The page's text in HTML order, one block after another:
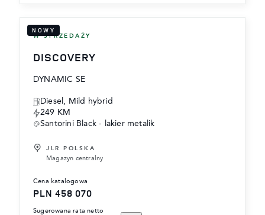
NOWY
W SPRZEDAŻY
DISCOVERY
DYNAMIC SE
Diesel, Mild hybrid
249 KM
Santorini Black - lakier metalik
JLR POLSKA
Magazyn centralny
cena katalogowa
PLN 458 070
sugerowana rata netto